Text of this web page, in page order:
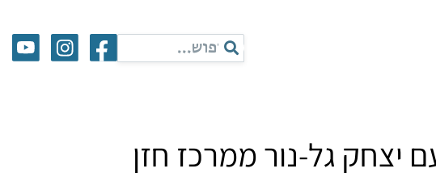
יצחק גל-נור ממרכז חזן